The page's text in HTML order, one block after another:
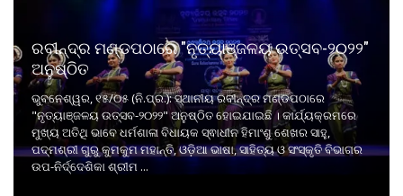
ରବୀନ୍ଦ୍ର ମଣ୍ଡପଠାରେ "ନୃତ୍ୟାଞ୍ଜଳୟ ଉତ୍ସବ-୨୦୨୨"
ଅନୁଷ୍ଠିତ
ଭୁବନେଶ୍ୱର, ୧୫/୦୫ (ନି.ପ୍ର.): ସ୍ଥାନୀୟ ରବୀନ୍ଦ୍ର ମଣ୍ଡପଠାରେ
"ନୃତ୍ୟାଞ୍ଜଳୟ ଉତ୍ସବ-୨୦୨୨" ଅନୁଷ୍ଠିତ ହୋଇଯାଇଛି । କାର୍ଯ୍ୟକ୍ରମରେ
ମୁଖ୍ୟ ଅତିଥି ଭାବେ ଧର୍ମଶାଳା ବିଧାୟକ ସ୍ଵାଧୀନ ହିମାଂଶୁ ଶେଖର ସାହୁ,
ପଦ୍ମଶ୍ରୀ ଗୁରୁ କୁମକୁମ ମହାନ୍ତି, ଓଡ଼ିଆ ଭାଷା, ସାହିତ୍ୟ ଓ ସଂସ୍କୃତି ବିଭାଗର
ଉପ-ନିର୍ଦ୍ଦେଶିକା ଶ୍ରୀମ ...